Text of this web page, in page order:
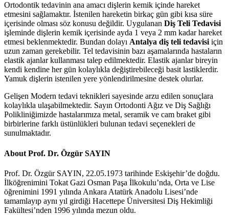
Ortodontik tedavinin ana amacı dişlerin kemik içinde hareket
etmesini sağlamaktır. İstenilen hareketin birkaç gün gibi kısa süre
içerisinde olması söz konusu değildir. Uygulanan Diş Teli Tedavisi
işleminde dişlerin kemik içerisinde ayda 1 veya 2 mm kadar hareket
etmesi beklenmektedir. Bundan dolayı Antalya diş teli tedavisi için
uzun zaman gerekebilir. Tel tedavisinin bazı aşamalarında hastaların
elastik ajanlar kullanması talep edilmektedir. Elastik ajanlar bireyin
kendi kendine her gün kolaylıkla değiştirebileceği basit lastiklerdir.
Yamuk dişlerin istenilen yere yönlendirilmesine destek olurlar.
Gelişen Modern tedavi teknikleri sayesinde arzu edilen sonuçlara
kolaylıkla ulaşabilmektedir. Sayın Ortodonti Ağız ve Diş Sağlığı
Polikliniğimizde hastalarımıza metal, seramik ve cam braket gibi
birbirlerine farklı üstünlükleri bulunan tedavi seçenekleri de
sunulmaktadır.
About Prof. Dr. Özgür SAYIN
Prof. Dr. Özgür SAYIN, 22.05.1973 tarihinde Eskişehir’de doğdu.
İlköğrenimini Tokat Gazi Osman Paşa İlkokulu’nda, Orta ve Lise
öğrenimini 1991 yılında Ankara Atatürk Anadolu Lisesi’nde
tamamlayıp aynı yıl girdiği Hacettepe Üniversitesi Diş Hekimliği
Fakültesi’nden 1996 yılında mezun oldu.